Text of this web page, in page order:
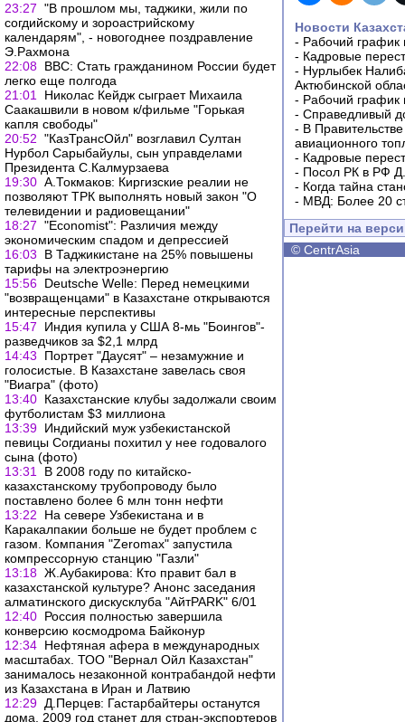
23:27 "В прошлом мы, таджики, жили по
согдийскому и зороастрийскому
календарям", - новогоднее поздравление
Э.Рахмона
22:08 ВВС: Стать гражданином России будет
легко еще полгода
21:01
Николас Кейдж сыграет Михаила
Саакашвили в новом к/фильме "Горькая
капля свободы"
20:52 "КазТрансОйл" возглавил Султан
Нурбол Сарыбайулы, сын управделами
Президента С.Калмурзаева
19:30 А.Токмаков: Киргизские реалии не
позволяют ТРК выполнять новый закон "О
телевидении и радиовещании"
18:27 "Economist": Различия между
экономическим спадом и депрессией
16:03
В Таджикистане на 25% повышены
тарифы на электроэнергию
15:56 Deutsche Welle: Перед немецкими
"возвращенцами" в Казахстане открываются
интересные перспективы
15:47
Индия купила у США 8-мь "Боингов"-
разведчиков за $2,1 млрд
14:43
Портрет "Даусят" – незамужние и
голосистые. В Казахстане завелась своя
"Виагра" (фото)
13:40 Казахстанские клубы задолжали своим
футболистам $3 миллиона
13:39 Индийский муж узбекистанской
певицы Согдианы похитил у нее годовалого
сына (фото)
13:31
В 2008 году по китайско-
казахстанскому трубопроводу было
поставлено более 6 млн тонн нефти
13:22
На севере Узбекистана и в
Каракалпакии больше не будет проблем с
газом. Компания "Zeromax" запустила
компрессорную станцию "Газли"
13:18 Ж.Аубакирова: Кто правит бал в
казахстанской культуре? Анонс заседания
алматинского дискусклуба "АйтPARK" 6/01
12:40 Россия полностью завершила
конверсию космодрома Байконур
12:34 Нефтяная афера в международных
масштабах. ТОО "Вернал Ойл Казахстан"
занималось незаконной контрабандой нефти
из Казахстана в Иран и Латвию
12:29 Д.Перцев: Гастарбайтеры останутся
дома. 2009 год станет для стран-экспортеров
Новости
- Рабочий график
- Кадровые
- Нурлыбек
Актюбинской
- Рабочий график
- Справедливый
- В
авиационного
- Кадровые
- Посол РК в РФ
- Когда тайна
- МВД: Более 20
Перейти на
© CentrAsia